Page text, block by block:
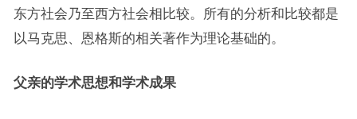
东方社会乃至西方社会相比较。所有的分析和比较都是
以马克思、恩格斯的相关著作为理论基础的。
父亲的学术思想和学术成果